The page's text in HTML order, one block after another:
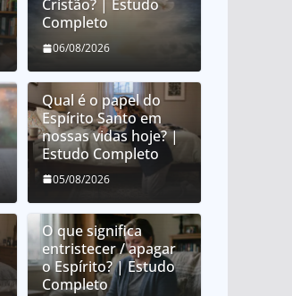
Cristão? | Estudo
Completo
06/08/2026
Qual é o papel do
Espírito Santo em
nossas vidas hoje? |
Estudo Completo
05/08/2026
O que significa
entristecer / apagar
o Espírito? | Estudo
Completo